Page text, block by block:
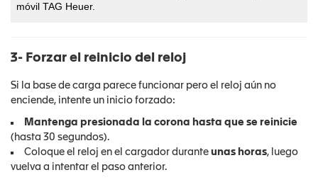
móvil TAG Heuer.
3- Forzar el reinicio del reloj
Si la base de carga parece funcionar pero el reloj aún no
enciende, intente un inicio forzado:
Mantenga presionada la corona hasta que se reinicie
(hasta 30 segundos).
Coloque el reloj en el cargador durante unas horas, luego
vuelva a intentar el paso anterior.